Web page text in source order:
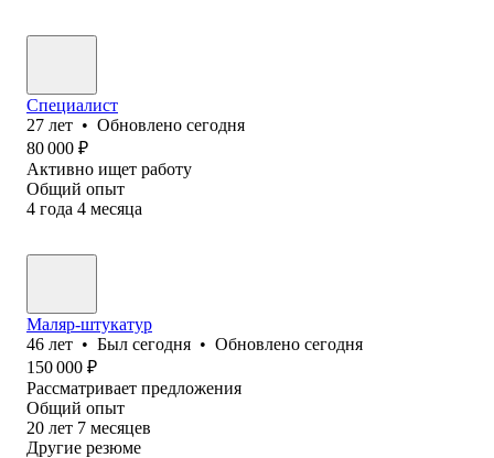
Специалист
27 лет • Обновлено сегодня
80 000 ₽
Активно ищет работу
Общий опыт
4 года 4 месяца
Маляр-штукатур
46 лет • Был сегодня • Обновлено сегодня
150 000 ₽
Рассматривает предложения
Общий опыт
20 лет 7 месяцев
Другие резюме